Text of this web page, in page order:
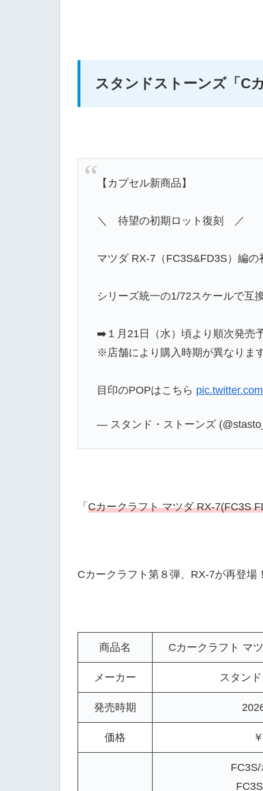
スタンドストーンズ「C
【カプセル新商品】
＼ 待望の初期ロット復刻 ／
マツダ RX-7（FC3S&FD3S）編
シリーズ統一の1/72スケールで互
➡️１月21日（水）頃より順次発売
※店舗により購入時期が異なりま
目印のPOPはこちら
— スタンド・ストーンズ
「 Cカークラフト マツダ RX-7(FC3S
Cカークラフト第８弾、RX-7が再登場
商品名 Cカークラフト マ
メーカー スタン
発売時期
価格